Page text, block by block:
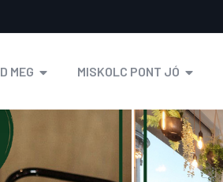
MEG MISKOLC PONT JÓ